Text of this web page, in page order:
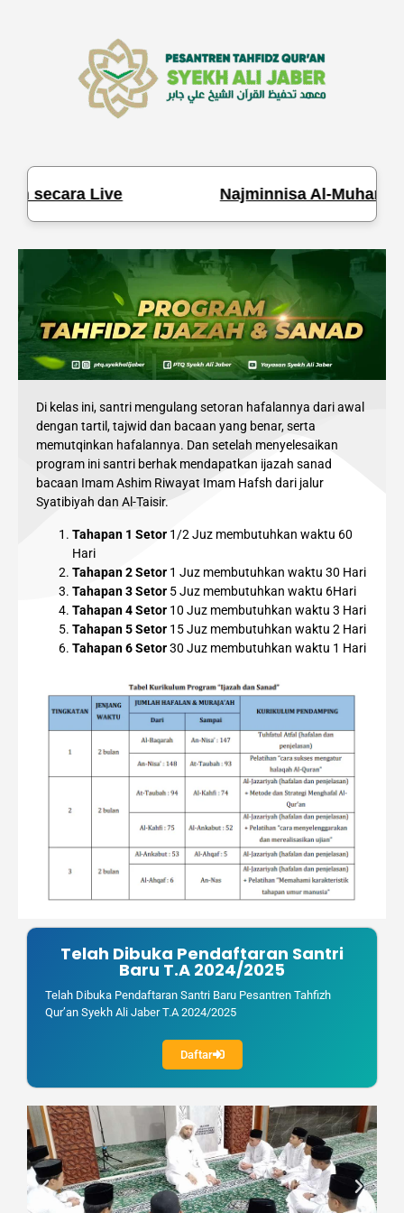
secara Live Najminnisa Al-
Di kelas ini, santri mengulang setoran hafalannya dari awal
dengan tartil, tajwid dan bacaan yang benar, serta
memutqinkan hafalannya. Dan setelah menyelesaikan
program ini santri berhak mendapatkan ijazah sanad
bacaan Imam Ashim Riwayat Imam Hafsh dari jalur
Syatibiyah dan Al-Taisir.
Tahapan 1 Setor 1/2 Juz membutuhkan waktu 60
Hari
Tahapan 2 Setor 1 Juz membutuhkan waktu 30 Hari
Tahapan 3 Setor 5 Juz membutuhkan waktu 6Hari
Tahapan 4 Setor 10 Juz membutuhkan waktu 3 Hari
Tahapan 5 Setor 15 Juz membutuhkan waktu 2 Hari
Tahapan 6 Setor30 Juz membutuhkan waktu 1 Hari
Telah Dibuka Pendaftaran Santri
Baru T.A 2024/2025
Telah Dibuka Pendaftaran Santri Baru Pesantren Tahfizh
Qur’an Syekh Ali Jaber T.A 2024/2025
Daftar